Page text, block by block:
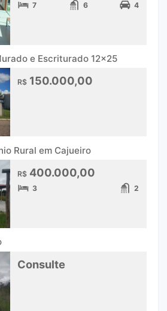
7 6 4
e Escriturado 12x25
R$ 150.000,00
Rural em Cajueiro
R$ 400.000,00
3 2
Consulte